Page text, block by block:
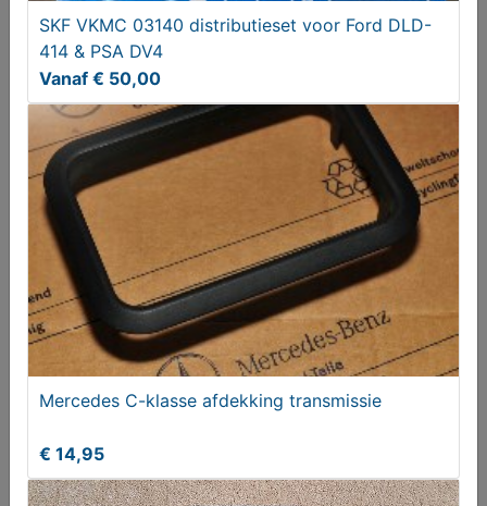
VW Golf 4 Master Edition dorpelstrip
€ 19,95
T.e.a.b.
SKF VKMC 03140 distributieset voor Ford DLD-
414 & PSA DV4
Vanaf € 50,00
Mercedes C-klasse afdekking transmissie
€ 14,95